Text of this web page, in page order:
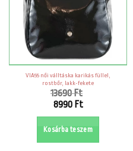
VIA55 női válltáska karikás füllel,
rostbőr, lakk-fekete
13690Ft
Original
13690 Ft.
8990 Ft
Current
price
is:
8990 Ft.
Kosárba teszem